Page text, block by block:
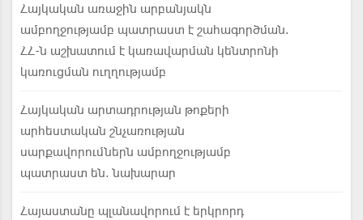
Հայկական առաջին արբանյակն
ամբողջությամբ պատրաստ է շահագործման.
ՀՀ-ն աշխատում է կառավարման կենտրոնի
կառուցման ուղղությամբ
Հայկական արտադրության թոքերի
արհեստական շնչառության
սարքավորումներն ամբողջությամբ
պատրաստ են. նախարար
Հայաստանը պլանավորում է երկրորդ